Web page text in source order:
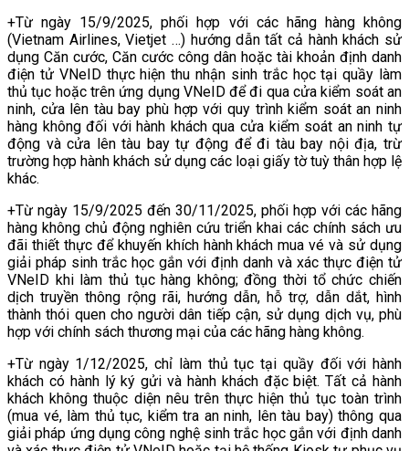
+Từ ngày 15/9/2025, phối hợp với các hãng hàng không
(Vietnam Airlines, Vietjet …) hướng dẫn tất cả hành khách sử
dụng Căn cước, Căn cước công dân hoặc tài khoản định danh
điện tử VNeID thực hiện thu nhận sinh trắc học tại quầy làm
thủ tục hoặc trên ứng dụng VNeID để đi qua cửa kiểm soát an
ninh, cửa lên tàu bay phù hợp với quy trình kiểm soát an ninh
hàng không đối với hành khách qua cửa kiểm soát an ninh tự
động và cửa lên tàu bay tự động để đi tàu bay nội địa, trừ
trường hợp hành khách sử dụng các loại giấy tờ tuỳ thân hợp lệ
khác.
+Từ ngày 15/9/2025 đến 30/11/2025, phối hợp với các hãng
hàng không chủ động nghiên cứu triển khai các chính sách ưu
đãi thiết thực để khuyến khích hành khách mua vé và sử dụng
giải pháp sinh trắc học gắn với định danh và xác thực điện tử
VNeID khi làm thủ tục hàng không; đồng thời tổ chức chiến
dịch truyền thông rộng rãi, hướng dẫn, hỗ trợ, dẫn dắt, hình
thành thói quen cho người dân tiếp cận, sử dụng dịch vụ, phù
hợp với chính sách thương mại của các hãng hàng không.
+Từ ngày 1/12/2025, chỉ làm thủ tục tại quầy đối với hành
khách có hành lý ký gửi và hành khách đặc biệt. Tất cả hành
khách không thuộc diện nêu trên thực hiện thủ tục toàn trình
(mua vé, làm thủ tục, kiểm tra an ninh, lên tàu bay) thông qua
giải pháp ứng dụng công nghệ sinh trắc học gắn với định danh